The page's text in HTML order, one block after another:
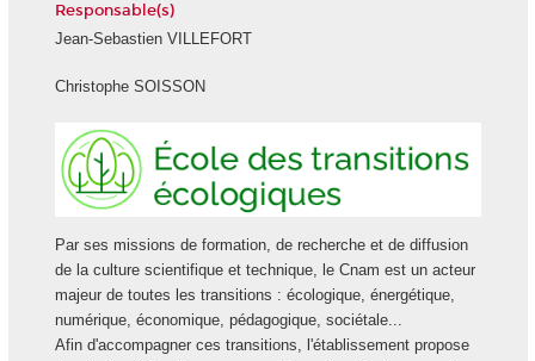
Responsable(s)
Jean-Sebastien VILLEFORT
Christophe SOISSON
Par ses missions de formation, de recherche et de diffusion
de la culture scientifique et technique, le Cnam est un acteur
majeur de toutes les transitions : écologique, énergétique,
numérique, économique, pédagogique, sociétale...
Afin d'accompagner ces transitions, l'établissement propose